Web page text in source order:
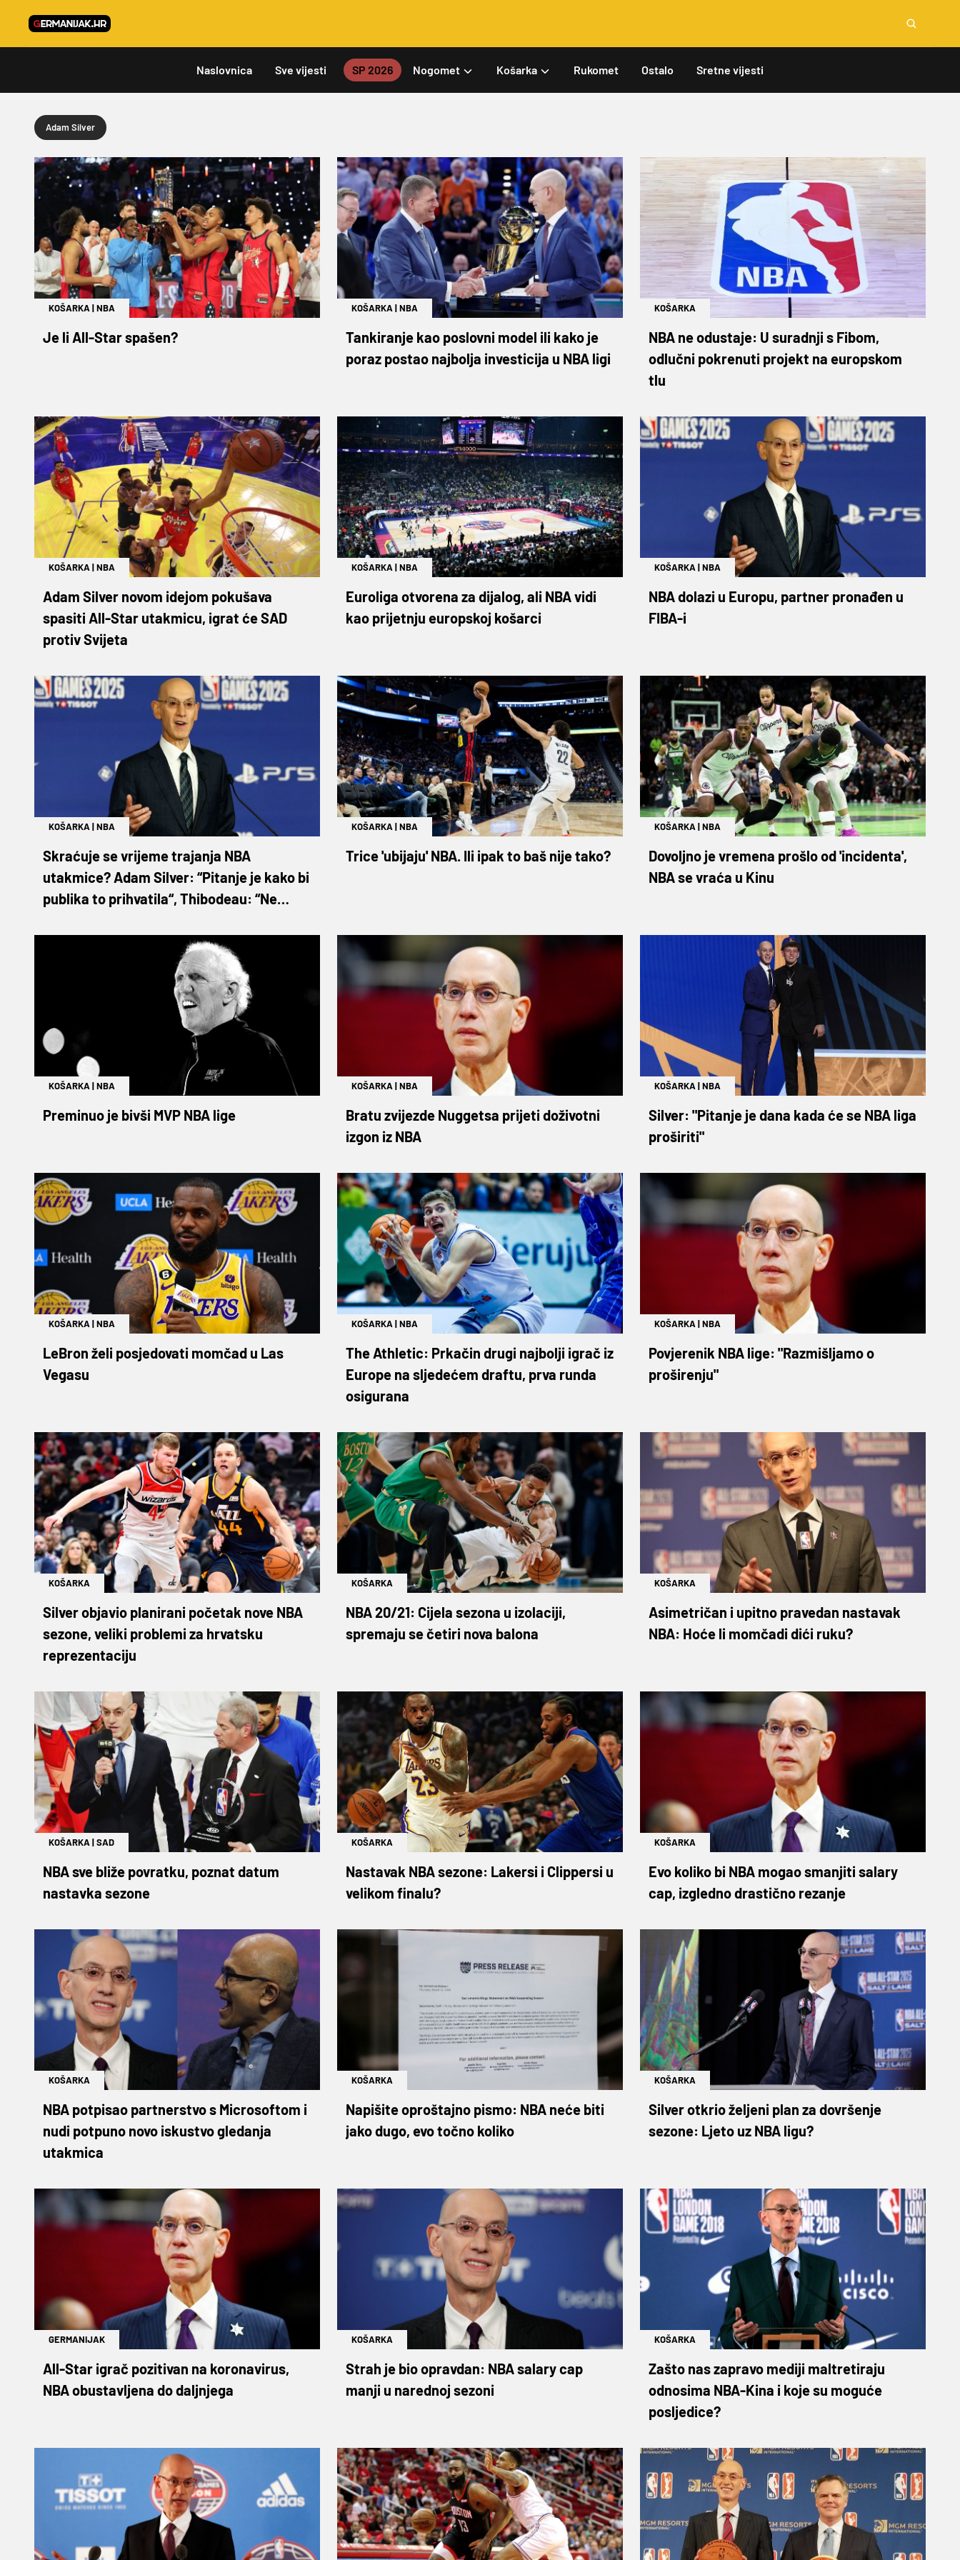
Naslovnica Sve vijesti SP 2026 Nogomet Košarka Rukomet Ostalo Sretne vijesti
Adam Silver
KOŠARKA |NBA
Je li All-Star spašen?
KOŠARKA |NBA
Tankiranje kao poslovni model ili kako je
poraz postao najbolja investicija u NBA ligi
KOŠARKA
NBA ne odustaje: U suradnji s Fibom,
odlučni pokrenuti projekt na europskom
tlu
KOŠARKA |NBA
Adam Silver novom idejom pokušava
spasiti All-Star utakmicu, igrat će SAD
protiv Svijeta
KOŠARKA |NBA
Euroliga otvorena za dijalog, ali NBA vidi
kao prijetnju europskoj košarci
KOŠARKA |NBA
NBA dolazi u Europu, partner pronađen u
FIBA-i
KOŠARKA |NBA
Skraćuje se vrijeme trajanja NBA
utakmice? Adam Silver: “Pitanje je kako bi
publika to prihvatila“, Thibodeau: “Ne
KOŠARKA |NBA
Trice 'ubijaju' NBA. Ili ipak to baš nije tako?
KOŠARKA |NBA
Dovoljno je vremena prošlo od 'incidenta',
NBA se vraća u Kinu
KOŠARKA |NBA
Preminuo je bivši MVP NBA lige
KOŠARKA |NBA
Bratu zvijezde Nuggetsa prijeti doživotni
izgon iz NBA
KOŠARKA |NBA
Silver: "Pitanje je dana kada će se NBA liga
proširiti"
KOŠARKA |NBA
LeBron želi posjedovati momčad u Las
Vegasu
KOŠARKA |NBA
The Athletic: Prkačin drugi najbolji igrač iz
Europe na sljedećem draftu, prva runda
osigurana
KOŠARKA |NBA
Povjerenik NBA lige: "Razmišljamo o
proširenju"
KOŠARKA
Silver objavio planirani početak nove NBA
sezone, veliki problemi za hrvatsku
reprezentaciju
KOŠARKA
NBA 20/21: Cijela sezona u izolaciji,
spremaju se četiri nova balona
KOŠARKA
Asimetričan i upitno pravedan nastavak
NBA: Hoće li momčadi dići ruku?
KOŠARKA |SAD
NBA sve bliže povratku, poznat datum
nastavka sezone
KOŠARKA
Nastavak NBA sezone: Lakersi i Clippersi u
velikom finalu?
KOŠARKA
Evo koliko bi NBA mogao smanjiti salary
cap, izgledno drastično rezanje
KOŠARKA
NBA potpisao partnerstvo s Microsoftom i
nudi potpuno novo iskustvo gledanja
utakmica
KOŠARKA
Napišite oproštajno pismo: NBA neće biti
jako dugo, evo točno koliko
KOŠARKA
Silver otkrio željeni plan za dovršenje
sezone: Ljeto uz NBA ligu?
GERMANIJAK
All-Star igrač pozitivan na koronavirus,
NBA obustavljena do daljnjega
KOŠARKA
Strah je bio opravdan: NBA salary cap
manji u narednoj sezoni
KOŠARKA
Zašto nas zapravo mediji maltretiraju
odnosima NBA-Kina i koje su moguće
posljedice?